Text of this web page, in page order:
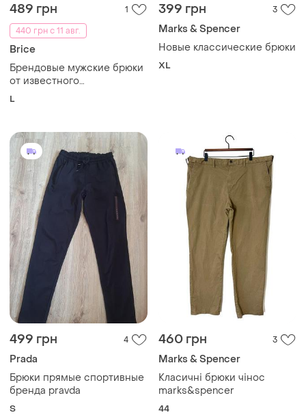
489 грн
1
440 грн с 11 авг.
Brice
Брендовые мужские брюки
от известного
французского бренда brice.
L
399 грн 3
Marks & Spencer
Новые классические брюки
XL
499 грн 4
Prada
Брюки прямые спортивные
бренда pravda
S
460 грн 3
Marks & Spencer
Класичні брюки чінос
marks&spencer
44